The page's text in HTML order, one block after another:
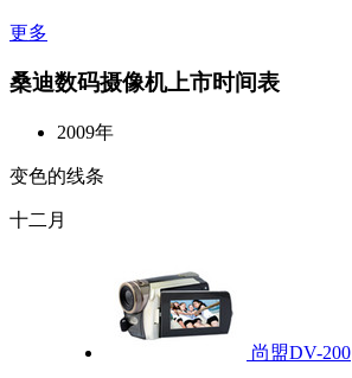
更多
桑迪数码摄像机上市时间表
2009年
变色的线条
十二月
尚盟DV-200